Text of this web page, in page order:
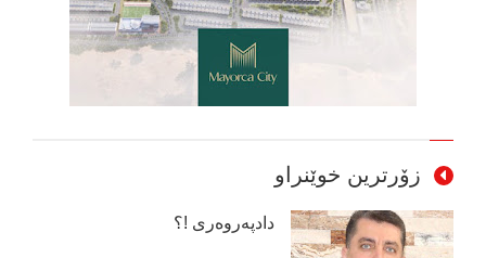
زۆرترین خوێنراو
دادپەروەری !؟